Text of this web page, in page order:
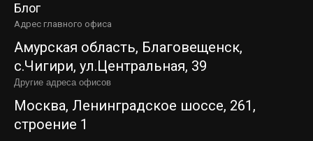
Блог
Адрес главного офиса
Амурская область, Благовещенск,
c.Чигири, ул.Центральная, 39
Другие адреса офисов
Москва, Ленинградское шоссе, 261,
строение 1